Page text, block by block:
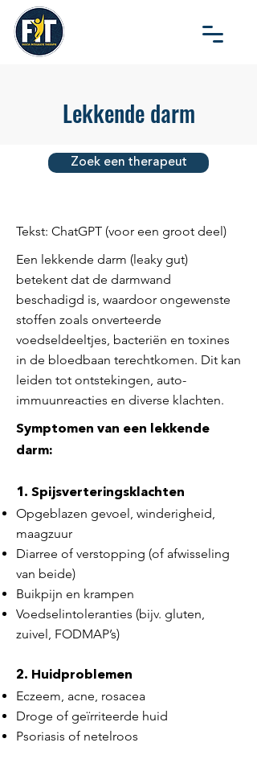
Lekkende darm
Zoek een therapeut
Tekst: ChatGPT (voor een groot deel)
Een lekkende darm (leaky gut)
betekent dat de darmwand
beschadigd is, waardoor ongewenste
stoffen zoals onverteerde
voedseldeeltjes, bacteriën en toxines
in de bloedbaan terechtkomen. Dit kan
leiden tot ontstekingen, auto-
immuunreacties en diverse klachten.
Symptomen van een lekkende
darm:
1. Spijsverteringsklachten
Opgeblazen gevoel, winderigheid,
maagzuur
Diarree of verstopping (of afwisseling
van beide)
Buikpijn en krampen
Voedselintoleranties (bijv. gluten,
zuivel, FODMAP’s)
2. Huidproblemen
Eczeem, acne, rosacea
Droge of geïrriteerde huid
Psoriasis of netelroos